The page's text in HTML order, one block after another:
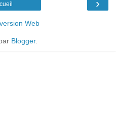
›
Web
Blogger.